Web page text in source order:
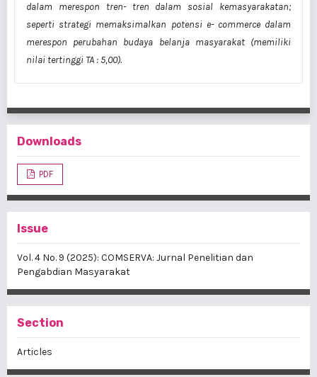
dalam merespon tren- tren dalam sosial kemasyarakatan;
seperti strategi memaksimalkan potensi e- commerce dalam
merespon perubahan budaya belanja masyarakat (memiliki
nilai tertinggi TA : 5,00).
Downloads
PDF
Issue
Vol. 4 No. 9 (2025): COMSERVA: Jurnal Penelitian dan
Pengabdian Masyarakat
Section
Articles